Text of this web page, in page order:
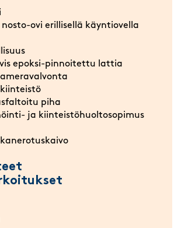
ovi erillisellä käyntiovella
epoksi-pinnoitettu lattia
piha
ja kiinteistöhuoltosopimus